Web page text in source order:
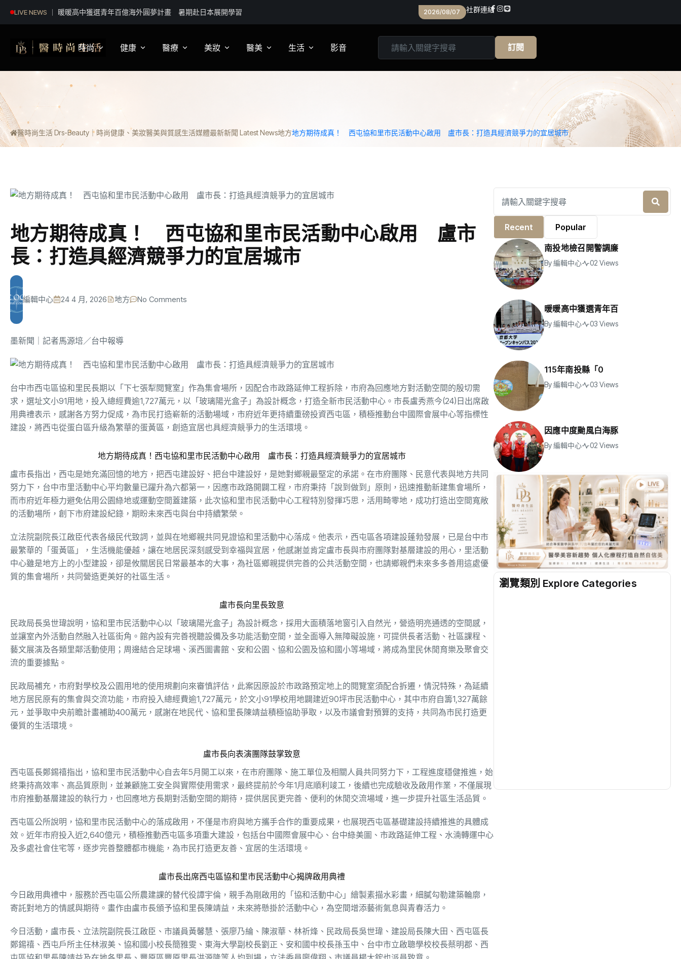
LIVE NEWS 暖暖高中獲選青年百億海外圓夢計畫 暑期赴日本展開學習 2026/08/07 社群連結
時尚
影視娛樂
潮流趨勢
健康
營養
醫療
醫師訪談
美妝
專家建議
醫美
醫美實測
生活
旅遊
影音 訂閱
醫時尚生活 Drs-Beauty｜時尚健康、美妝醫美與質感生活媒體最新新聞 Latest News地方地方期待成真！ 西屯協和里市民活動中心啟用 盧市長：打造具經濟競爭力的宜居城市
地方期待成真！ 西屯協和里市民活動中心啟用 盧市
長：打造具經濟競爭力的宜居城市
編輯中心 24 4 月, 2026 地方 No Comments
墨新聞 ｜記者馬源培／台中報導
台中市西屯區協和里民長期以「下七張犁閱覽室」作為集會場所，因配合市政路延伸工程拆除，市府為回應地方對活動空間的殷切需
求，選址文小91用地，投入總經費逾1,727萬元，以「玻璃陽光盒子」為設計概念，打造全新市民活動中心。市長盧秀燕今(24)日出席啟
用典禮表示，感謝各方努力促成，為市民打造嶄新的活動場域，市府近年更持續重磅投資西屯區，積極推動台中國際會展中心等指標性
建設，將西屯從蛋白區升級為繁華的蛋黃區，創造宜居也具經濟競爭力的生活環境。
地方期待成真！西屯協和里市民活動中心啟用 盧市長：打造具經濟競爭力的宜居城市
盧市長指出，西屯是她充滿回憶的地方，把西屯建設好、把台中建設好，是她對鄉親最堅定的承諾。在市府團隊、民意代表與地方共同
努力下，台中市里活動中心平均數量已躍升為六都第一，因應市政路開闢工程，市府秉持「說到做到」原則，迅速推動新建集會場所，
而市府近年極力避免佔用公園綠地或運動空間蓋建築，此次協和里市民活動中心工程特別發揮巧思，活用畸零地，成功打造出空間寬敞
的活動場所，創下市府建設紀錄，期盼未來西屯與台中持續繁榮。
立法院副院長江啟臣代表各級民代致詞，並與在地鄉親共同見證協和里活動中心落成。他表示，西屯區各項建設蓬勃發展，已是台中市
最繁華的「蛋黃區」，生活機能優越，讓在地居民深刻感受到幸福與宜居，他感謝並肯定盧市長與市府團隊對基層建設的用心，里活動
中心雖是地方上的小型建設，卻是攸關居民日常最基本的大事，為社區鄉親提供完善的公共活動空間，也請鄉親們未來多多善用這處優
質的集會場所，共同營造更美好的社區生活。
盧市長向里長致意
民政局長吳世瑋說明，協和里市民活動中心以「玻璃陽光盒子」為設計概念，採用大面積落地窗引入自然光，營造明亮通透的空間感，
並讓室內外活動自然融入社區街角。館內設有完善視聽設備及多功能活動空間，並全面導入無障礙設施，可提供長者活動、社區課程、
藝文展演及各類里鄰活動使用；周邊結合足球場、溪西圖書館、安和公園、協和公園及協和國小等場域，將成為里民休閒育樂及聚會交
流的重要據點。
民政局補充，市府對學校及公園用地的使用規劃向來審慎評估，此案因原設於市政路預定地上的閱覽室須配合拆遷，情況特殊，為延續
地方居民原有的集會與交流功能，市府投入總經費逾1,727萬元，於文小91學校用地闢建近90坪市民活動中心，其中市府自籌1,327萬餘
元，並爭取中央前瞻計畫補助400萬元，感謝在地民代、協和里長陳靖益積極協助爭取，以及市議會對預算的支持，共同為市民打造更
優質的生活環境。
盧市長向表演團隊鼓掌致意
西屯區長鄭錫禧指出，協和里市民活動中心自去年5月開工以來，在市府團隊、施工單位及相關人員共同努力下，工程進度穩健推進，始
終秉持高效率、高品質原則，並兼顧施工安全與實際使用需求，最終提前於今年1月底順利竣工，後續也完成驗收及啟用作業，不僅展現
市府推動基層建設的執行力，也回應地方長期對活動空間的期待，提供居民更完善、便利的休閒交流場域，進一步提升社區生活品質。
西屯區公所說明，協和里市民活動中心的落成啟用，不僅是市府與地方攜手合作的重要成果，也展現西屯區基礎建設持續推進的具體成
效。近年市府投入近2,640億元，積極推動西屯區多項重大建設，包括台中國際會展中心、台中綠美圖、市政路延伸工程、水湳轉運中心
及多處社會住宅等，逐步完善整體都市機能，為市民打造更友善、宜居的生活環境。
盧市長出席西屯區協和里市民活動中心揭牌啟用典禮
今日啟用典禮中，服務於西屯區公所農建課的替代役譚宇倫，親手為剛啟用的「協和活動中心」繪製素描水彩畫，細膩勾勒建築輪廓，
寄託對地方的情感與期待。畫作由盧市長頒予協和里長陳靖益，未來將懸掛於活動中心，為空間增添藝術氣息與青春活力。
今日活動，盧市長、立法院副院長江啟臣、市議員黃馨慧、張廖乃綸、陳淑華、林祈烽、民政局長吳世瑋、建設局長陳大田、西屯區長
鄭錫禧、西屯戶所主任林淑美、協和國小校長簡雅雯、東海大學副校長劉正、安和國中校長孫玉中、台中市立啟聰學校校長蔡明郡、西
Recent Popular
南投地檢召開警調廉
By編輯中心 02 Views
暖暖高中獲選青年百
By編輯中心 03 Views
115年南投縣「0
By編輯中心 03 Views
因應中度颱風白海豚
By編輯中心 02 Views
瀏覽類別 Explore Categories